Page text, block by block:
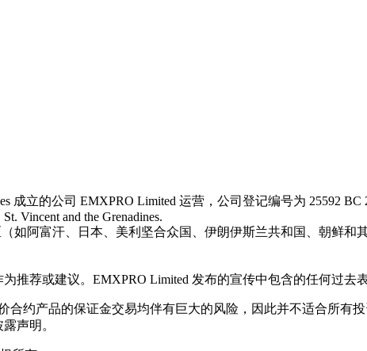
成立的公司 EMXPRO Limited 运营，公司登记编号为 25592
Vincent and the Grenadines.
如阿富汗、日本、美利坚合众国、伊朗伊斯兰共和国、朝鲜
推荐或建议。EMXPRO Limited 发布的宣传中包含的任何过去
合约产品的保证金交易均伴有巨大的风险，因此并不适合所
声明。